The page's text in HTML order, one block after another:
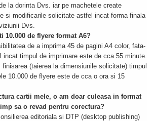
la dorinta Dvs. iar pe machetele create
si modificarile solicitate astfel incat forma finala
Dvs.
10.000 de flyere format A6?
de a imprima 45 de pagini A4 color, fata-
incat timpul de imprimare este de cca 55 minute.
(taierea la dimensiunile solicitate) timpul
10.000 de flyere este de cca o ora si 15
cartii mele, o am doar culeasa in format
sa o revad pentru corectura?
editoriala si DTP (desktop publishing)